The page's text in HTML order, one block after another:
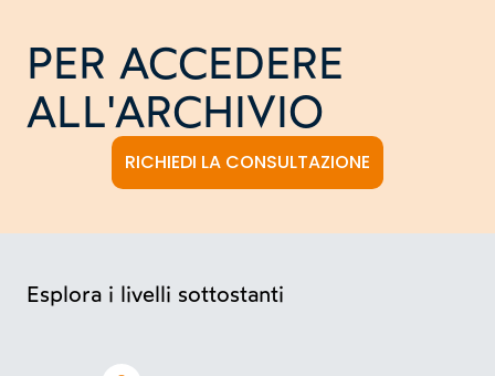
PER ACCEDERE
ALL'ARCHIVIO
RICHIEDI LA CONSULTAZIONE
Esplora i livelli sottostanti